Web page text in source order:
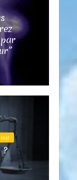
?